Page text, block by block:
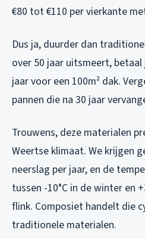
€80 tot €110 per vierkante
Dus ja, duurder dan
over 50 jaar uitsmeert,
jaar voor een 100m² dak.
pannen die na 30 jaar
Trouwens, deze materialen
Weertse klimaat. We krijgen
neerslag per jaar, en de
tussen -10°C in de winter en
flink. Composiet handelt die
traditionele materialen.